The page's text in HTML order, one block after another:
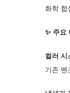
화학 합
✨ 주요
컬러 시
기존 벤